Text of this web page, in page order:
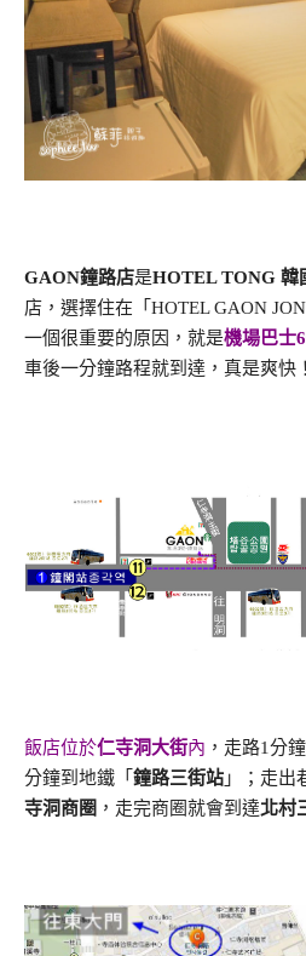
GAON鐘路店是HOTEL TONG 韓
店，選擇住在「HOTEL GAON
一個很重要的原因，就是機場巴士
車後一分鐘路程就到達，真是爽快
飯店位於仁寺洞大街內 ，走路1分
分鐘到地鐵「 鐘路三街站 」；走出
寺洞商圈 ，走完商圈就會到達北村